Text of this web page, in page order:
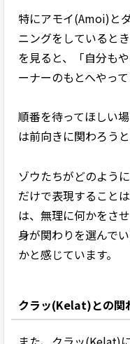
特にアモイ(Amoi)と
ニングをしていると
を見ると、「自分も
ーナーのもとへやっ
順番を待ってほしい
は前向きに関わろう
ゾウたちがどのよう
だけで表現すること
は、無理に何かをさ
身が関わりを選んで
かと感じています。
クラッ(Kelat)との関